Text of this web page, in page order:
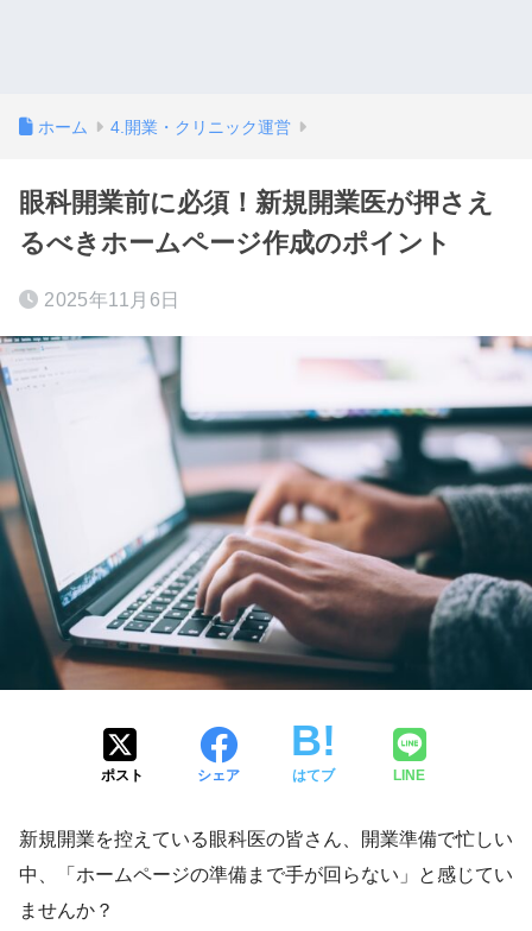
ホーム 4.開業・クリニック運営
眼科開業前に必須！新規開業医が押さえ
るべきホームページ作成のポイント
2025年11月6日
ポスト シェア はてブ LINE
新規開業を控えている眼科医の皆さん、開業準備で忙しい
中、「ホームページの準備まで手が回らない」と感じてい
ませんか？